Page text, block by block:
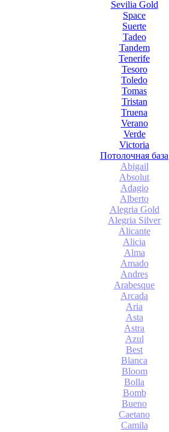
Sevilia Gold
Space
Suerte
Tadeo
Tandem
Tenerife
Tesoro
Toledo
Tomas
Tristan
Truena
Verano
Verde
Victoria
Потолочная база
Abigail
Absolut
Adagio
Alberto
Alegria Gold
Alegria Silver
Alicante
Alicia
Alma
Amado
Andres
Arabesque
Arcada
Aria
Asta
Astra
Azul
Best
Blanca
Bloom
Bolla
Bomb
Bueno
Caetano
Camila